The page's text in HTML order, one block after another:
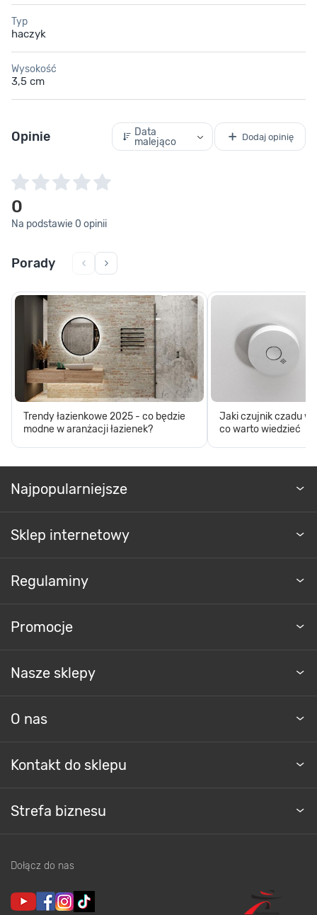
Typ
haczyk
Wysokość
3,5 cm
Opinie
Data
malejąco
Dodaj opinię
0
Na podstawie 0 opinii
Porady
Trendy łazienkowe 2025 - co będzie
modne w aranżacji łazienek?
Jaki czujnik czadu
co warto wiedzieć
Najpopularniejsze
Sklep internetowy
Regulaminy
Promocje
Nasze sklepy
O nas
Kontakt do sklepu
Strefa biznesu
Dołącz do nas